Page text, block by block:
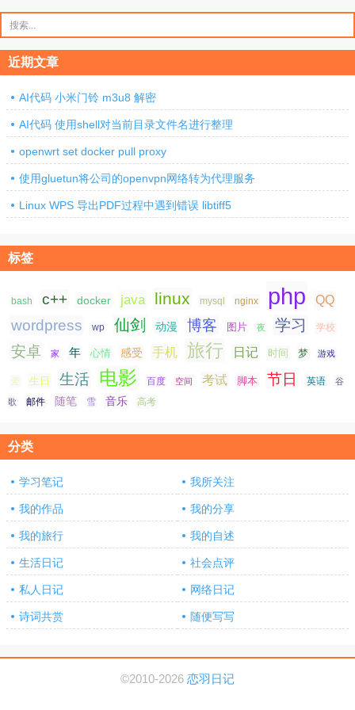
索：
近期文章
AI代码 小米门铃 m3u8 解密
AI代码 使用shell对当前目录文件名进行整理
openwrt set docker pull proxy
使用gluetun将公司的openvpn网络转为代理服务
Linux WPS 导出PDF过程中遇到错误 libtiff5
标签
bash c++ docker java linux mysql nginx php QQ
wordpress wp 仙剑 动漫 博客 图片 夜 学习 学校
安卓 家 年 心情 感受 手机 旅行 日记 时间 梦 游戏
爱 生日 生活 电影 百度 空间 考试 脚本 节日 英语 谷
歌 邮件 随笔 雪 音乐 高考
分类
学习笔记 我所关注
我的作品 我的分享
我的旅行 我的自述
生活日记 社会点评
私人日记 网络日记
诗词共赏 随便写写
©2010-2026 恋羽日记